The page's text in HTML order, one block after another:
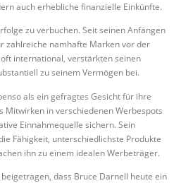
auch erhebliche finanzielle Einkünfte.
zu verbuchen. Seit seinen Anfängen
zahlreiche namhafte Marken vor der
international, verstärkten seinen
zu seinem Vermögen bei.
als ein gefragtes Gesicht für ihre
Mitwirken in verschiedenen Werbespots
Einnahmequelle sichern. Sein
Fähigkeit, unterschiedlichste Produkte
ihn zu einem idealen Werbeträger.
dass Bruce Darnell heute ein